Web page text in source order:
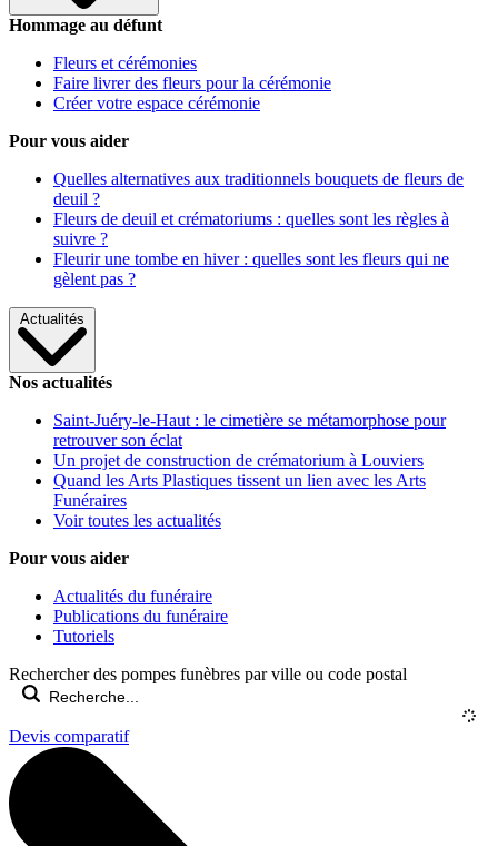
Hommage au défunt
Fleurs et cérémonies
Faire livrer des fleurs pour la cérémonie
Créer votre espace cérémonie
Pour vous aider
Quelles alternatives aux traditionnels bouquets de fleurs de
deuil ?
Fleurs de deuil et crématoriums : quelles sont les règles à
suivre ?
Fleurir une tombe en hiver : quelles sont les fleurs qui ne
gèlent pas ?
Actualités
Nos actualités
Saint-Juéry-le-Haut : le cimetière se métamorphose pour
retrouver son éclat
Un projet de construction de crématorium à Louviers
Quand les Arts Plastiques tissent un lien avec les Arts
Funéraires
Voir toutes les actualités
Pour vous aider
Actualités du funéraire
Publications du funéraire
Tutoriels
Rechercher des pompes funèbres par ville ou code postal
Devis comparatif